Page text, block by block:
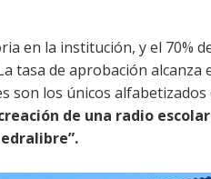
en la institución, y el 70%
tasa de aprobación alcanza
son los únicos alfabetizados
de una radio